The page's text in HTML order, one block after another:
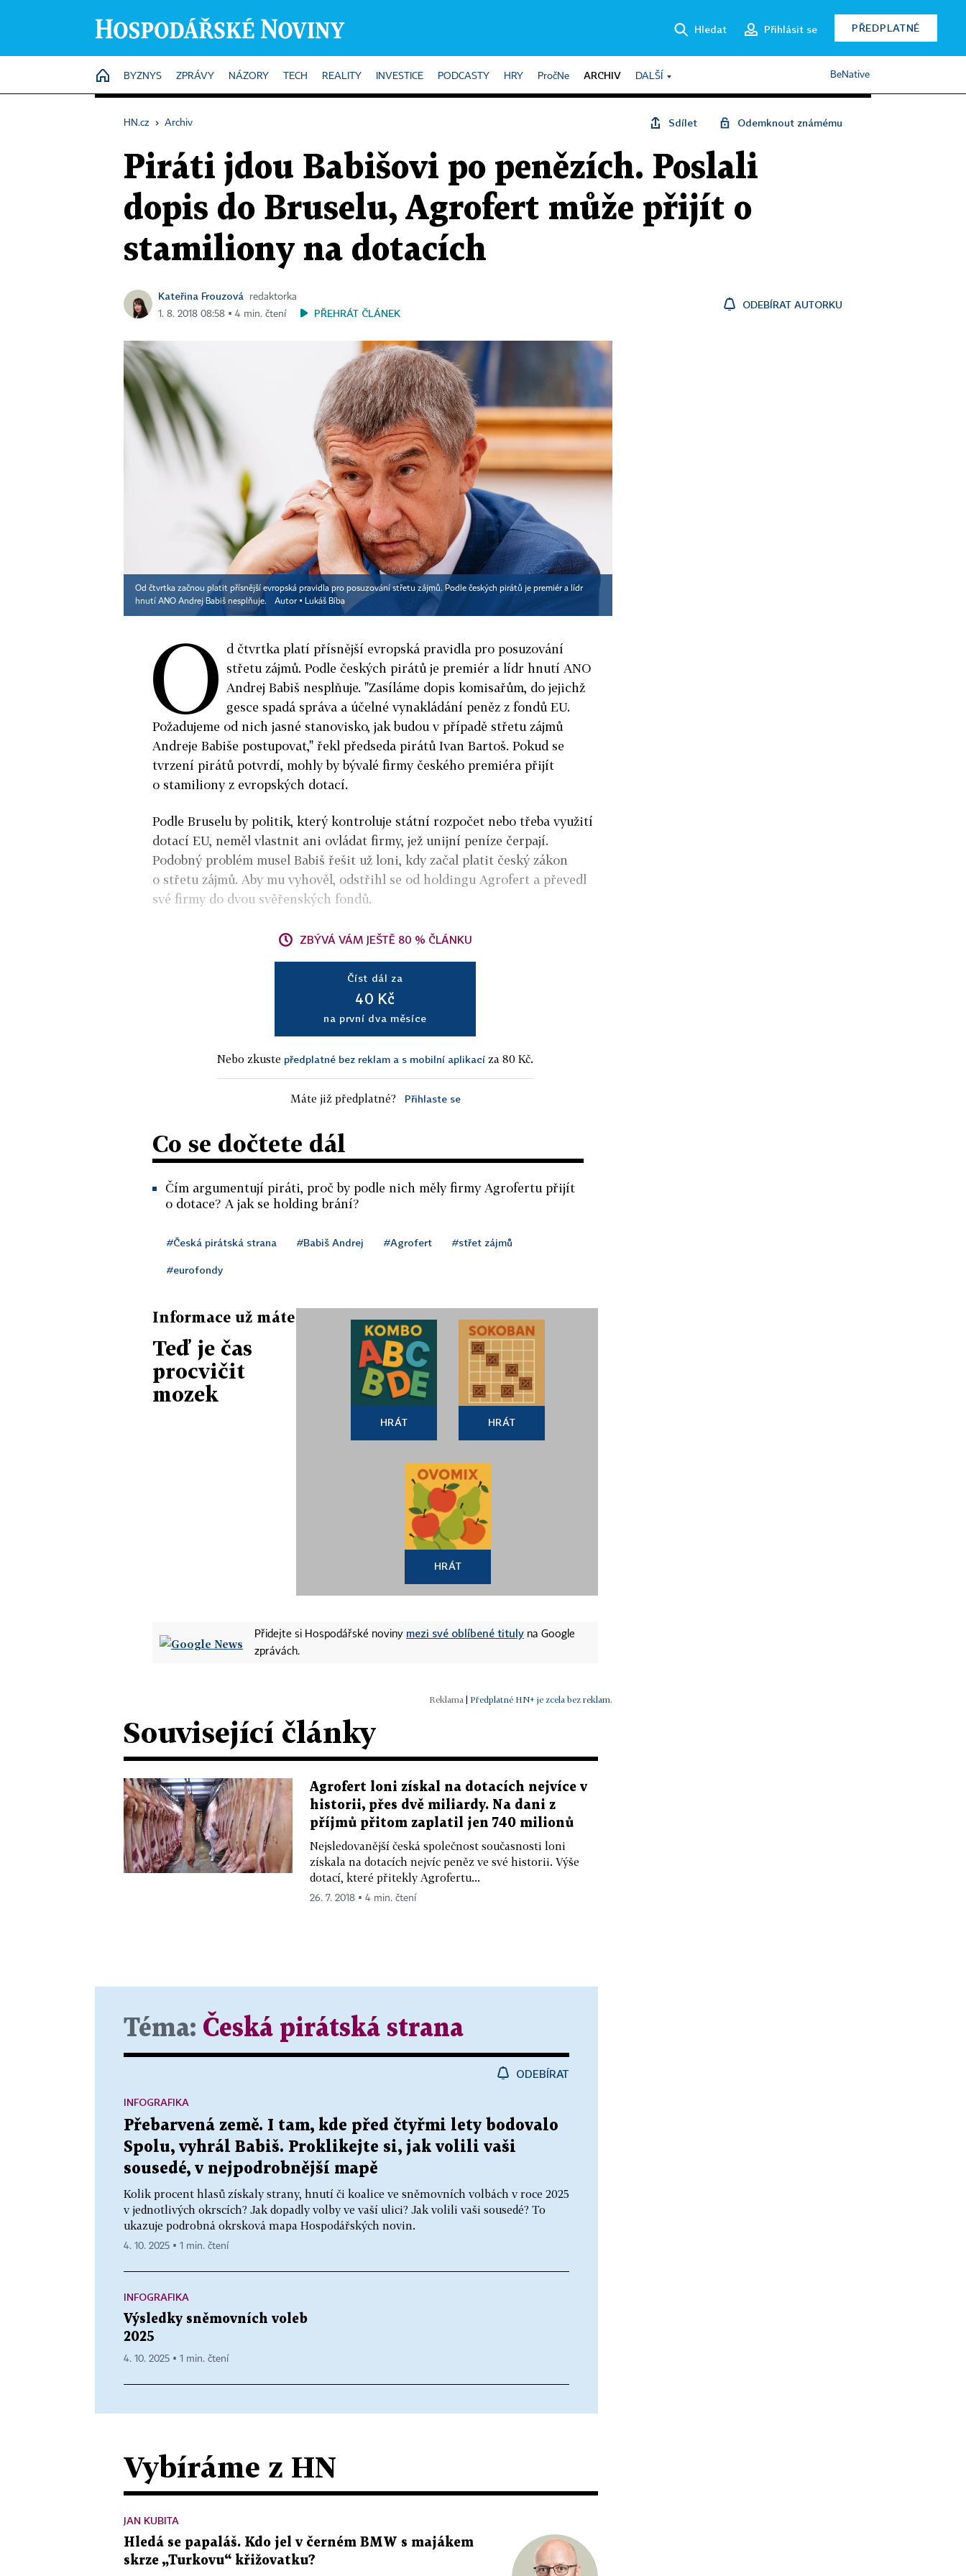
Hledat Přihlásit se PŘEDPLATNÉ
HOME
BYZNYS ZPRÁVY NÁZORY TECH REALITY INVESTICE PODCASTY HRY PročNe ARCHIV DALŠÍ BeNative
HN.cz › Archiv Sdílet Odemknout známému
Piráti jdou Babišovi po penězích. Poslali
dopis do Bruselu, Agrofert může přijít o
stamiliony na dotacích
Kateřina Frouzová
redaktorka
1. 8. 2018 08:58 ▪ 4 min. čtení
PŘEHRÁT ČLÁNEK
ODEBÍRAT AUTORKU
Od čtvrtka začnou platit přísnější evropská pravidla pro posuzování střetu zájmů. Podle českých pirátů je premiér a lídr
hnutí ANO Andrej Babiš nesplňuje.
Autor ▪ Lukáš Bíba
O d čtvrtka platí přísnější evropská pravidla pro posuzování
střetu zájmů. Podle českých pirátů je premiér a lídr hnutí ANO
Andrej Babiš nesplňuje. "Zasíláme dopis komisařům, do jejichž
gesce spadá správa a účelné vynakládání peněz z fondů EU.
Požadujeme od nich jasné stanovisko, jak budou v případě střetu zájmů
Andreje Babiše postupovat," řekl předseda pirátů Ivan Bartoš. Pokud se
tvrzení pirátů potvrdí, mohly by bývalé firmy českého premiéra přijít
o stamiliony z evropských dotací.
Podle Bruselu by politik, který kontroluje státní rozpočet nebo třeba využití
dotací EU, neměl vlastnit ani ovládat firmy, jež unijní peníze čerpají.
Podobný problém musel Babiš řešit už loni, kdy začal platit český zákon
o střetu zájmů. Aby mu vyhověl, odstřihl se od holdingu Agrofert a převedl
své firmy do dvou svěřenských fondů.
ZBÝVÁ VÁM JEŠTĚ 80 % ČLÁNKU
Číst dál za
40 Kč
na první dva měsíce
Nebo zkuste předplatné bez reklam a s mobilní aplikací za 80 Kč.
Máte již předplatné? Přihlaste se
Co se dočtete dál
Čím argumentují piráti, proč by podle nich měly firmy Agrofertu přijít
o dotace? A jak se holding brání?
#Česká pirátská strana #Babiš Andrej #Agrofert #střet zájmů
#eurofondy
Informace už máte
Teď je čas
procvičit
mozek
HRÁT HRÁT
HRÁT
Přidejte si Hospodářské noviny mezi své oblíbené tituly na Google
zprávách.
| Předplatné HN+ je zcela bez reklam.
Související články
Agrofert loni získal na dotacích nejvíce v
historii, přes dvě miliardy. Na dani z
příjmů přitom zaplatil jen 740 milionů
Nejsledovanější česká společnost současnosti loni
získala na dotacích nejvíc peněz ve své historii. Výše
dotací, které přitekly Agrofertu...
26. 7. 2018 ▪ 4 min. čtení
Téma: Česká pirátská strana
ODEBÍRAT
Přebarvená země. I tam, kde před čtyřmi lety bodovalo
Spolu, vyhrál Babiš. Proklikejte si, jak volili vaši
sousedé, v nejpodrobnější mapě
Kolik procent hlasů získaly strany, hnutí či koalice ve sněmovních volbách v roce 2025
v jednotlivých okrscích? Jak dopadly volby ve vaší ulici? Jak volili vaši sousedé? To
ukazuje podrobná okrsková mapa Hospodářských novin.
INFOGRAFIKA
4. 10. 2025 ▪ 1 min. čtení
INFOGRAFIKA
Výsledky sněmovních voleb
2025
4. 10. 2025 ▪ 1 min. čtení
Vybíráme z HN
JAN KUBITA
Hledá se papaláš. Kdo jel v černém BMW s majákem
skrze „Turkovu“ křižovatku?